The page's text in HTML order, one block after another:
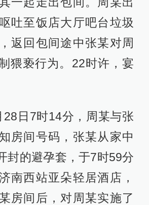
吐至饭店大厅吧台垃圾
返回包间途中张某对周
猥亵行为。22时许，宴
28日7时14分，周某与张
房间号码，张某从家中
封的避孕套，于7时59分
南西站亚朵轻居酒店，
房间后，对周某实施了